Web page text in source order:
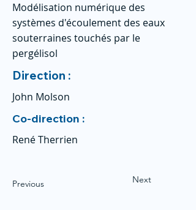
Modélisation numérique des
systèmes d'écoulement des eaux
souterraines touchés par le
pergélisol
Direction :
John Molson
Co-direction :
René Therrien
Previous Next